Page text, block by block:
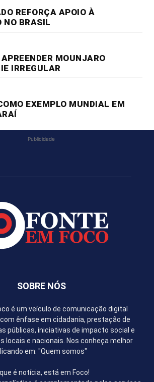
REFORÇA APOIO À
NO BRASIL
MOUNJARO
IRREGULAR
EXEMPLO MUNDIAL EM
Publicidade
SOBRE NÓS
é um veículo de comunicação digital
ênfase em cidadania, prestação de
públicas, iniciativas de impacto social e
locais e nacionais. Nos conheça melhor
em: "Quem somos"
é notícia, está em Foco!